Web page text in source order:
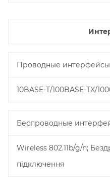
Проводные интерфейсы
10BASE-T/100BASE-TX/
Беспроводные
Wireless 802.11b/g/n;
підключення